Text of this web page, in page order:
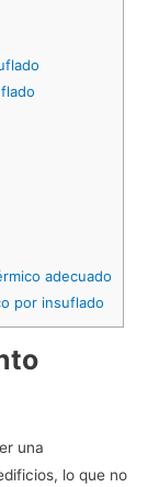
adecuado
por insuflado
una
lo que no